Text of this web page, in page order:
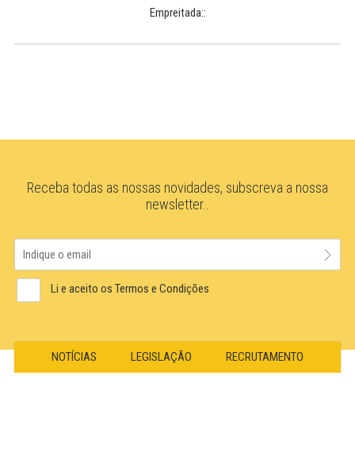
Empreitada::
Receba todas as nossas novidades, subscreva a nossa
newsletter..
Li e aceito os Termos e Condições
NOTÍCIAS LEGISLAÇÃO RECRUTAMENTO